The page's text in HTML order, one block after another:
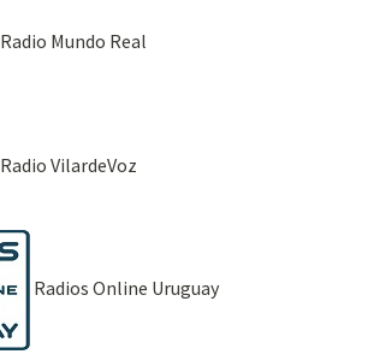
Radio Mundo Real
Radio VilardeVoz
Radios Online Uruguay